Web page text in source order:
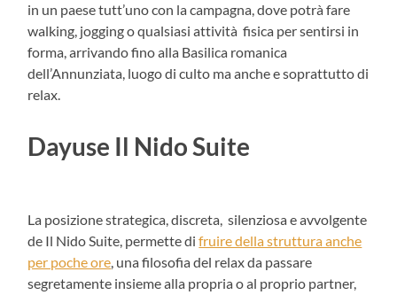
in un paese tutt’uno con la campagna, dove potrà fare
walking, jogging o qualsiasi attività fisica per sentirsi in
forma, arrivando fino alla Basilica romanica
dell’Annunziata, luogo di culto ma anche e soprattutto di
relax.
Dayuse Il Nido Suite
La posizione strategica, discreta, silenziosa e avvolgente
de Il Nido Suite, permette difruire della struttura anche
per poche ore, una filosofia del relax da passare
segretamente insieme alla propria o al proprio partner,